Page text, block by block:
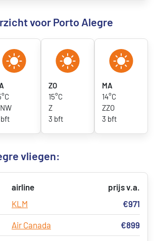
voor Porto Alegre
ZO
15°C
Z
3 bft
MA
14°C
ZZO
3 bft
vliegen:
airline
prijs v.a.
KLM €971
Air Canada €899